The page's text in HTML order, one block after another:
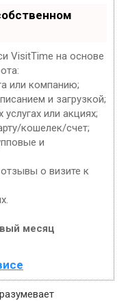
VisitTime на основе
или компанию;
и загрузкой;
или акциях;
кошелек/счет;
и
о визите к
месяц